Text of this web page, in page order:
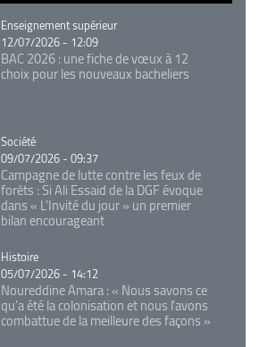
Catégorie
Enseignement supérieur
12/07/2026 - 12:09
BAC 2026 : une fiche de vœux à 12
choix pour les nouveaux bacheliers
Catégorie
Société
09/07/2026 - 09:37
Campagne de lutte contre les feux de
forêts : Si Ali Essaid de la DGF évoque
dans « L'Invité du jour » un premier
bilan encourageant
Catégorie
Histoire
05/07/2026 - 14:12
Noureddine Amara : « Nous savons ce
qu’a été la colonisation et nous l’avons
combattue de la meilleure des façons »